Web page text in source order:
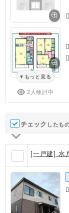
もっと見る
2人検討中
チェック したも
[一戸建] 水